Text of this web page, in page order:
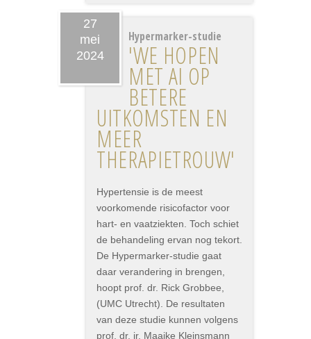
27
mei
2024
Hypermarker-studie
'WE HOPEN
MET AI OP
BETERE
UITKOMSTEN EN
MEER
THERAPIETROUW'
Hypertensie is de meest
voorkomende risicofactor voor
hart- en vaatziekten. Toch schiet
de behandeling ervan nog tekort.
De Hypermarker-studie gaat
daar verandering in brengen,
hoopt prof. dr. Rick Grobbee,
(UMC Utrecht). De resultaten
van deze studie kunnen volgens
prof. dr. ir. Maaike Kleinsmann